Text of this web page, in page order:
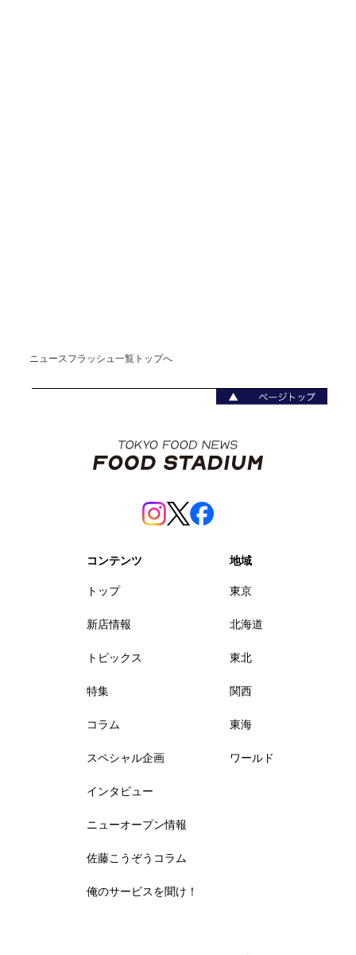
ニュースフラッシュ一覧トップへ
コンテンツ
トップ
新店情報
トピックス
特集
コラム
スペシャル企画
インタビュー
ニューオープン情報
佐藤こうぞうコラム
俺のサービスを聞け！
地域
東京
北海道
東北
関西
東海
ワールド